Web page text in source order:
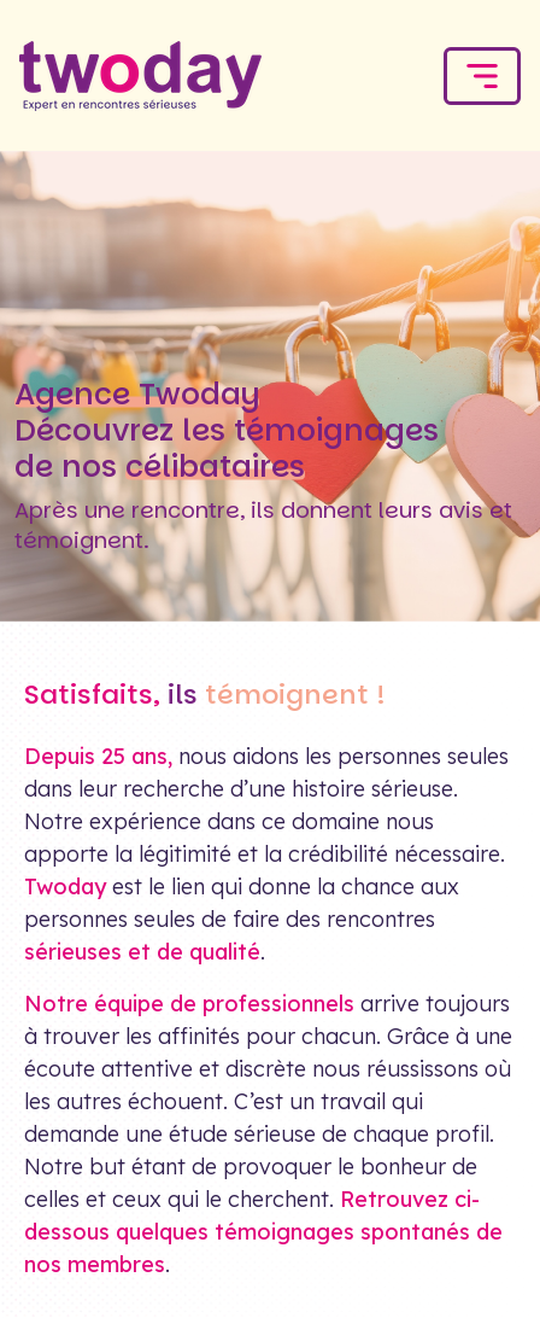
Agence Twoday
Découvrez les témoignages
de noscélibataires
Après une rencontre, ils donnent leurs avis et
témoignent.
Satisfaits, ils témoignent !
Depuis 25 ans, nous aidons les personnes seules
dans leur recherche d’une histoire sérieuse.
Notre expérience dans ce domaine nous
apporte la légitimité et la crédibilité nécessaire.
Twodayest le lien qui donne la chance aux
personnes seules de faire des rencontres
sérieuses et de qualité.
Notre équipe de professionnels arrive toujours
à trouver les affinités pour chacun. Grâce à une
écoute attentive et discrète nous réussissons où
les autres échouent. C’est un travail qui
demande une étude sérieuse de chaque profil.
Notre but étant de provoquer le bonheur de
celles et ceux qui le cherchent. Retrouvez ci-
dessous quelques témoignages spontanés de
nos membres.